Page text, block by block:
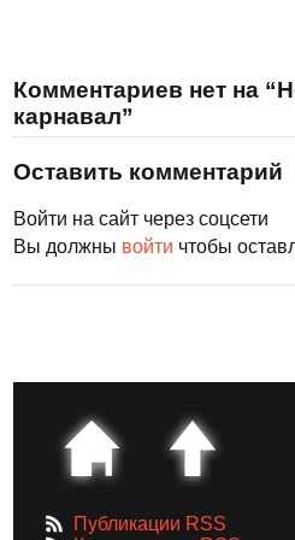
Комментариев нет на
карнавал”
Оставить комментарий
Войти на сайт через соцсети
Вы должны войти чтобы
Публикации RSS